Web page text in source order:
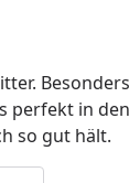
perfekt in
so gut hält.